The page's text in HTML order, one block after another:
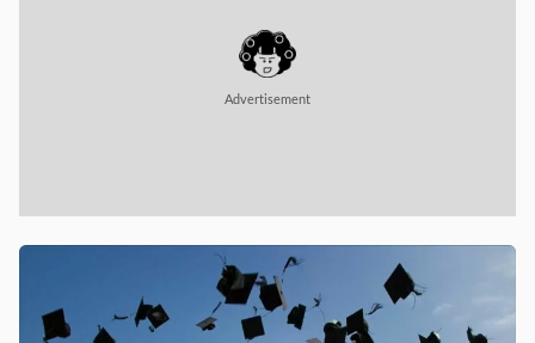
Advertisement